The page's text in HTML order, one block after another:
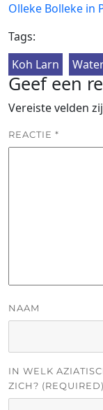
Olleke Bolleke in
Tags:
Koh Larn
Geef een
Vereiste velden
REACTIE *
NAAM
IN WELK
ZICH? (REQUIRED)